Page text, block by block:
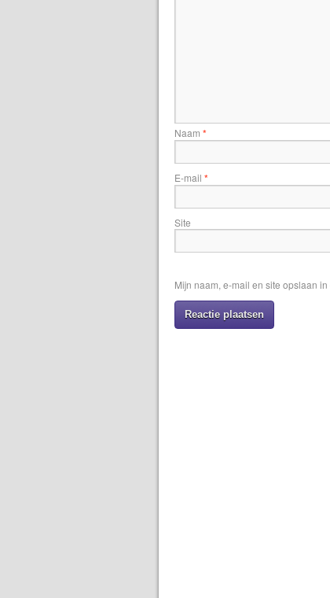
Naam *
E-mail *
Site
Mijn naam, e-mail en site opslaan